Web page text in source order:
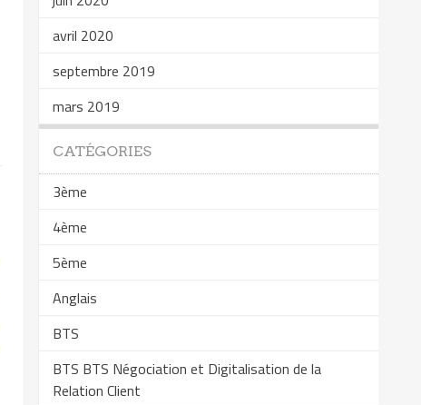
avril 2020
septembre 2019
mars 2019
CATÉGORIES
3ème
4ème
5ème
Anglais
BTS
BTS BTS Négociation et Digitalisation de la
Relation Client